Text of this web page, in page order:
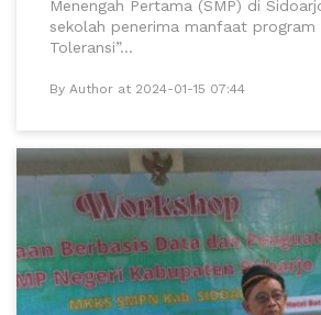
Menengah Pertama (SMP) di
sekolah penerima manfaat program
Toleransi”...
By Author at 2024-01-15 07:44